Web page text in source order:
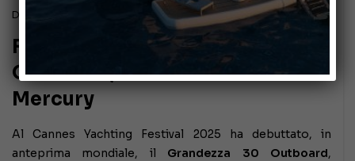
Dicembre 10, 2025
Finnmaster Grandezza 30
Outboard, con fuoribordo
Mercury
Al Cannes Yachting Festival 2025 ha debuttato, in
anteprima mondiale, il Grandezza 30 Outboard,